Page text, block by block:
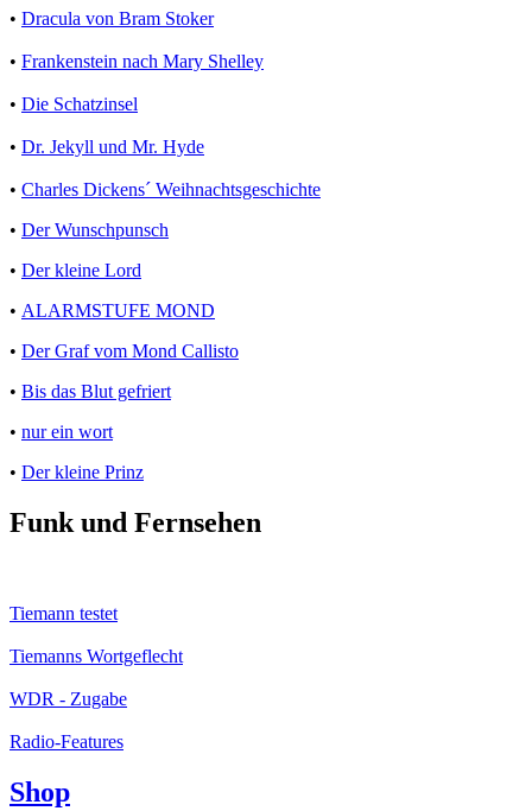
• Dracula von Bram Stoker
• Frankenstein nach Mary Shelley
• Die Schatzinsel
• Dr. Jekyll und Mr. Hyde
• Charles Dickens´ Weihnachtsgeschichte
• Der Wunschpunsch
• Der kleine Lord
• ALARMSTUFE MOND
• Der Graf vom Mond Callisto
• Bis das Blut gefriert
• nur ein wort
• Der kleine Prinz
Funk und Fernsehen
Tiemann testet
Tiemanns Wortgeflecht
WDR - Zugabe
Radio-Features
Shop